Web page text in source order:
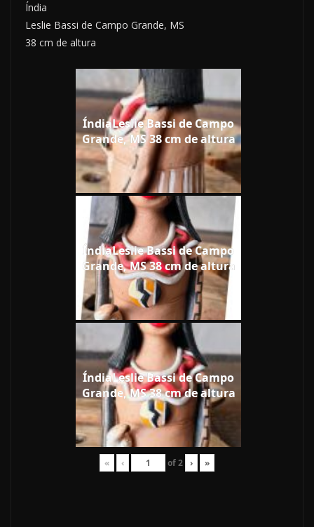
Índia
Leslie Bassi de Campo Grande, MS
38 cm de altura
ÍndiaLeslie Bassi de Campo
Grande, MS 38 cm de altura
ÍndiaLeslie Bassi de Campo
Grande, MS 38 cm de altura
ÍndiaLeslie Bassi de Campo
Grande, MS 38 cm de altura
« ‹ of2 › »